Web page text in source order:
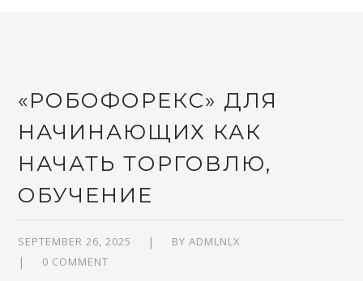
«РОБОФОРЕКС» ДЛЯ
НАЧИНАЮЩИХ КАК
НАЧАТЬ ТОРГОВЛЮ,
ОБУЧЕНИЕ
SEPTEMBER 26, 2025 BYADMLNLX
0 COMMENT